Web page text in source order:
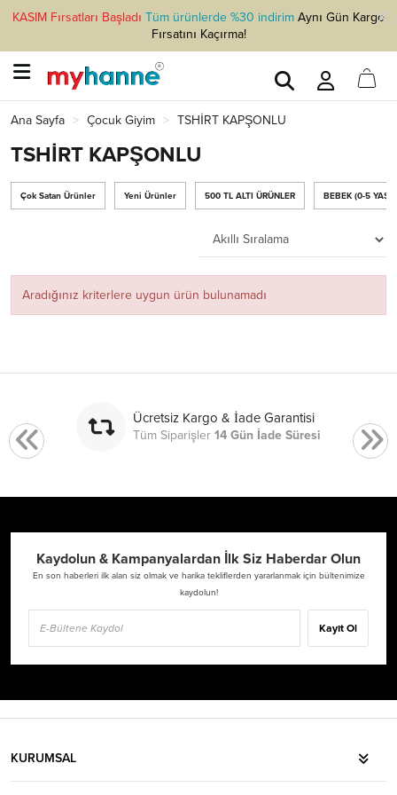
KASIM Fırsatları Başladı Tüm ürünlerde %30 indirimAynı Gün Kargo
Fırsatını Kaçırma!
Ana Sayfa Çocuk Giyim TSHİRT KAPŞONLU
TSHİRT KAPŞONLU
Çok Satan Ürünler Yeni Ürünler 500 TL ALTI ÜRÜNLER BEBEK (0-5 YAŞ)
Aradığınız kriterlere uygun ürün bulunamadı
Ücretsiz Kargo & İade Garantisi
Tüm Siparişler14 Gün İade Süresi
Kaydolun & Kampanyalardan İlk Siz Haberdar Olun
En son haberleri ilk alan siz olmak ve harika tekliflerden yararlanmak için bültenimize
kaydolun!
Kayıt Ol
KURUMSAL